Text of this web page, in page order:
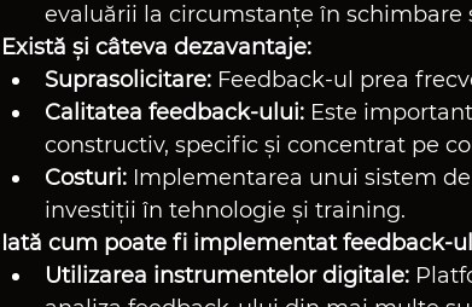
evaluării la circumstanțe în schimbare
Există și câteva dezavantaje:
Suprasolicitare: Feedback-ul prea
Calitatea feedback-ului: Este
constructiv, specific și concentrat pe
Costuri: Implementarea unui sistem
investiții în tehnologie și training.
Iată cum poate fi implementat feedback-
Utilizarea instrumentelor digitale: